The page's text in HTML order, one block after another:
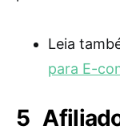
Leia
para E-